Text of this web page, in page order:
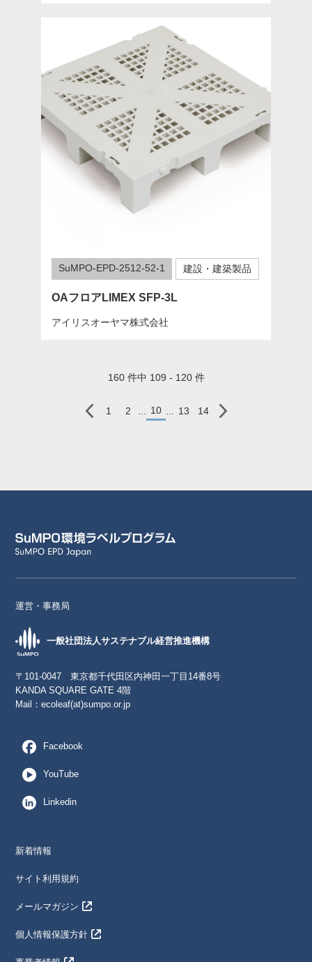
SuMPO-EPD-2512-52-1 建設・建築製品
OAフロアLIMEX SFP-3L
アイリスオーヤマ株式会社
160 件中 109 - 120 件
1 2 ... 10 ... 13 14
運営・事務局
一般社団法人サステナブル経営推進機構
〒101-0047 東京都千代田区内神田一丁目14番8号
KANDA SQUARE GATE 4階
Mail：ecoleaf(at)sumpo.or.jp
Facebook
YouTube
Linkedin
新着情報
サイト利用規約
メールマガジン
個人情報保護方針